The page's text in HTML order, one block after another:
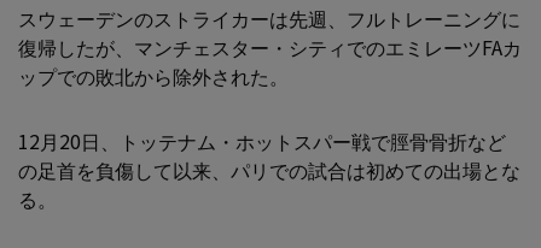
スウェーデンのストライカーは先週、フルトレーニングに
復帰したが、マンチェスター・シティでのエミレーツFAカ
ップでの敗北から除外された。
12月20日、トッテナム・ホットスパー戦で脛骨骨折など
の足首を負傷して以来、パリでの試合は初めての出場とな
る。